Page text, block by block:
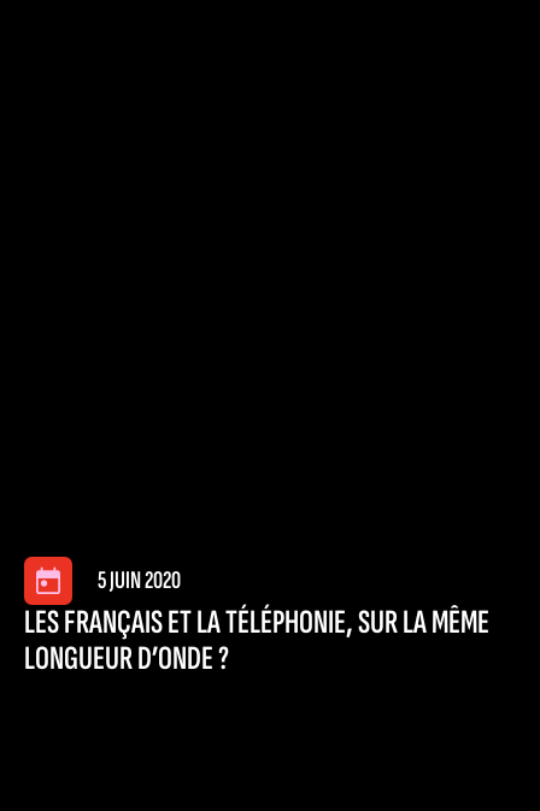
5 JUIN 2020
LES FRANÇAIS ET LA TÉLÉPHONIE, SUR LA MÊME
LONGUEUR D’ONDE ?